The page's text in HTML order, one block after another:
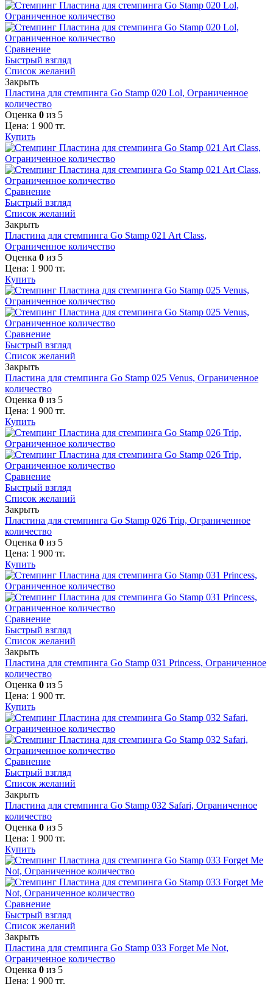
Сравнение
Быстрый взгляд
Список желаний
Закрыть
Пластина для стемпинга Go Stamp 020 Lol, Ограниченное
количество
Оценка 0 из 5
Цена: 1 900 тг.
Купить
Сравнение
Быстрый взгляд
Список желаний
Закрыть
Пластина для стемпинга Go Stamp 021 Art Class,
Ограниченное количество
Оценка 0 из 5
Цена: 1 900 тг.
Купить
Сравнение
Быстрый взгляд
Список желаний
Закрыть
Пластина для стемпинга Go Stamp 025 Venus, Ограниченное
количество
Оценка 0 из 5
Цена: 1 900 тг.
Купить
Сравнение
Быстрый взгляд
Список желаний
Закрыть
Пластина для стемпинга Go Stamp 026 Trip, Ограниченное
количество
Оценка 0 из 5
Цена: 1 900 тг.
Купить
Сравнение
Быстрый взгляд
Список желаний
Закрыть
Пластина для стемпинга Go Stamp 031 Princess, Ограниченное
количество
Оценка 0 из 5
Цена: 1 900 тг.
Купить
Сравнение
Быстрый взгляд
Список желаний
Закрыть
Пластина для стемпинга Go Stamp 032 Safari, Ограниченное
количество
Оценка 0 из 5
Цена: 1 900 тг.
Купить
Сравнение
Быстрый взгляд
Список желаний
Закрыть
Пластина для стемпинга Go Stamp 033 Forget Me Not,
Ограниченное количество
Оценка 0 из 5
Цена: 1 900 тг.